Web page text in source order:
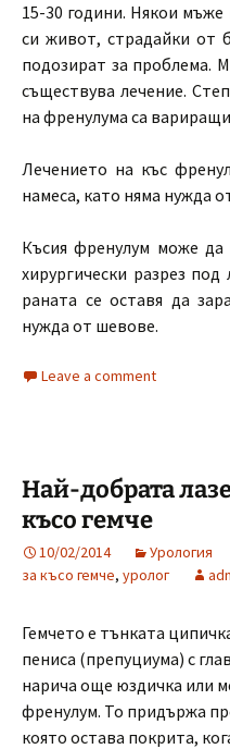
15-30 години. Някои
си живот, страдайки от
подозират за проблема.
съществува лечение.
на френулума са
Лечението на къс
намеса, като няма нужда
Късия френулум може да
хирургически разрез
раната се оставя да
нужда от шевове.
Leave a comment
Най-добрата
късо гемче
10/02/2014 Урология
за късо гемче, уролог
Гемчето е тънката
пениса (препуциума) с
нарича още юздичка или
френулум. То придържа
която остава покрита,